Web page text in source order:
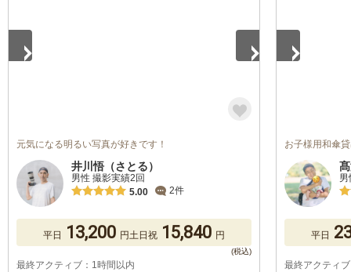
元気になる明るい写真が好きです！
井川悟（さとる）
男性 撮影実績2回
5.00
2件
平日 13,200 円土日祝 15,840 円
最終アクティブ：1時間以内
お子様用和傘
平日
最終アクティ